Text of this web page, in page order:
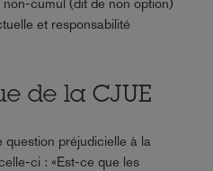
cumul (dit de non option)
et responsabilité
de la CJUE
question préjudicielle à la
ci : «Est-ce que les